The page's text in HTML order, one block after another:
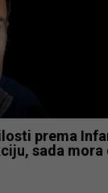
prema
sada mora